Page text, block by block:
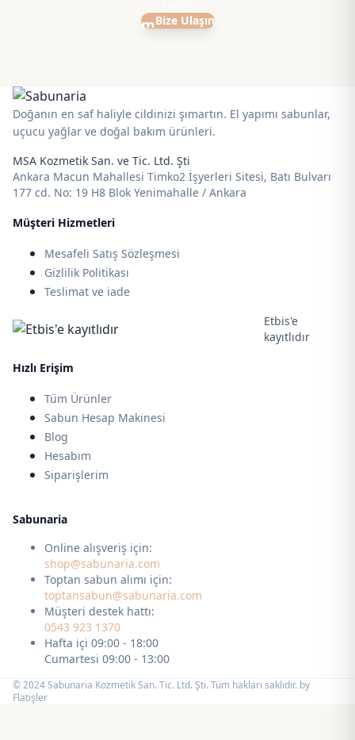
mailBize Ulaşın
Doğanın en saf haliyle cildinizi şımartın. El yapımı sabunlar,
uçucu yağlar ve doğal bakım ürünleri.
MSA Kozmetik San. ve Tic. Ltd. Şti
Ankara Macun Mahallesi Timko2 İşyerleri Sitesi, Batı Bulvarı
177 cd. No: 19 H8 Blok Yenimahalle / Ankara
Müşteri Hizmetleri
Mesafeli Satış Sözleşmesi
Gizlilik Politikası
Teslimat ve iade
Etbis'e
kayıtlıdır
Hızlı Erişim
Tüm Ürünler
Sabun Hesap Makinesi
Blog
Hesabım
Siparişlerim
Sabunaria
Online alışveriş için:
shop@sabunaria.com
Toptan sabun alımı için:
toptansabun@sabunaria.com
Müşteri destek hattı:
0543 923 1370
Hafta içi 09:00 - 18:00
Cumartesi 09:00 - 13:00
© 2024 Sabunaria Kozmetik San. Tic. Ltd. Şti. Tüm hakları saklıdır. by
Flatişler